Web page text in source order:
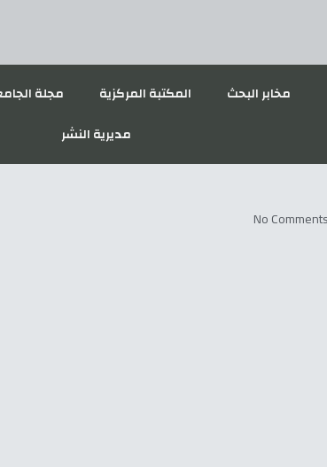
الخارجية مخابر البحث المكتبة المركزية
الخدمات الإجتماعية
مديرية النشر
No Comments